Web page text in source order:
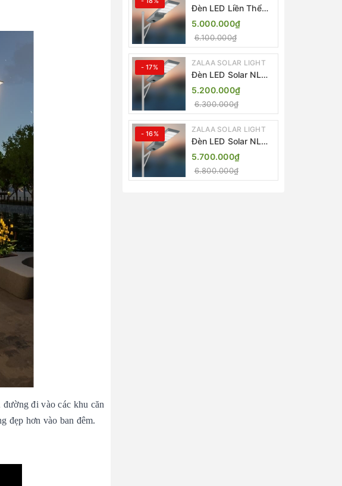
đi vào các khu căn
đẹp hơn vào ban đêm.
Đèn LED Liền Thể
ZALAA Solar Street
Light ZKC-TG 20W
25W 30W All In One
5.000.000₫
6.100.000₫
- 17% ZALAA SOLAR LIGHT
Đèn LED Solar NLMT
Liền Thể ZKC-TG
20W All in One |
ZALAA Street Light
5.200.000₫
6.300.000₫
- 16% ZALAA SOLAR LIGHT
Đèn LED Solar NLMT
Liền Thể ZKC-TG
25W All in One |
ZALAA Street Light
5.700.000₫
6.800.000₫